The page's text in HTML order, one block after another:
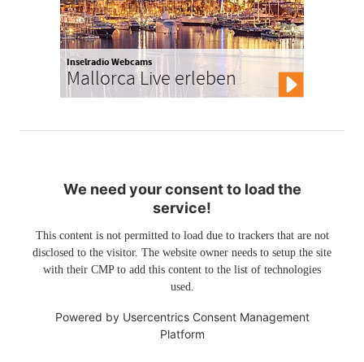
Inselradio Webcams
Mallorca Live erleben
We need your consent to load the
service!
This content is not permitted to load due to trackers that are not
disclosed to the visitor. The website owner needs to setup the site
with their CMP to add this content to the list of technologies
used.
Powered by Usercentrics Consent Management
Platform